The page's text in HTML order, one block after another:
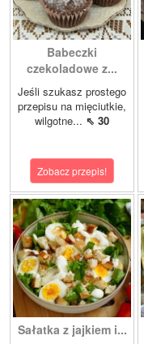
Babeczki
czekoladowe z...
Jeśli szukasz prostego
przepisu na mięciutkie,
wilgotne... ⇖ 30
Zobacz przepis!
Sałatka z jajkiem i...